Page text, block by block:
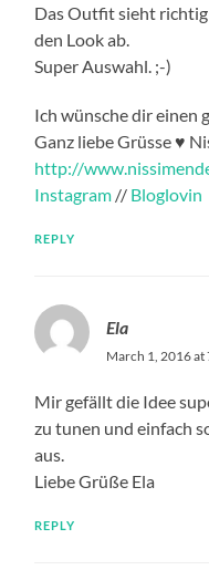
Das Outfit sieht
den Look ab.
Super Auswahl. ;-)
Ich wünsche dir einen
Ganz liebe Grüsse ♥
http://
Instagram // Bloglovin
REPLY
Ela
March 1, 2016 at
Mir gefällt die Idee
zu tunen und einfach
aus.
Liebe Grüße Ela
REPLY